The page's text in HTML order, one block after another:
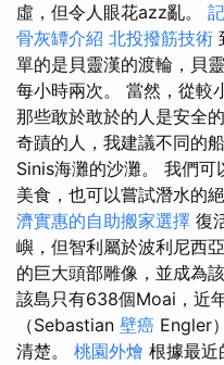
虛，但令人眼花azz亂。
骨灰罈介紹 北投撥筋技術
單的是貝靈漢的渡輪，貝
每小時兩次。 當然，從較
那些敢於敢於的人是安全
奇蹟的人，我建議不同的
Sinis海灘的沙灘。 我們
美食，也可以嘗試潛水的
濟實惠的自助搬家選擇 復
嶼，但智利屬於波利尼西亞
的巨大頭部雕像，並成為
該島只有638個Moai，近
（Sebastian 壁癌 Engler
清楚。 桃園外燴 根據最近